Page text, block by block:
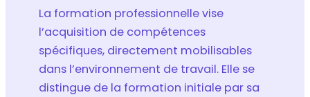
La formation professionnelle vise
l’acquisition de compétences
spécifiques, directement mobilisables
dans l’environnement de travail. Elle se
distingue de la formation initiale par sa